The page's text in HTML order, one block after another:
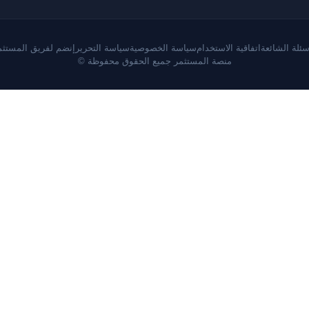
الشائعةاتفاقية الاستخدامسياسة الخصوصيةسياسة التحرير إنضم لفريق
منصة المستثمر جميع الحقوق محفوظة ©